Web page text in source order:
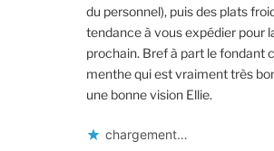
du personnel), puis des plats
tendance à vous expédier pour
prochain. Bref à part le fondant
menthe qui est vraiment très
une bonne vision Ellie.
chargement…